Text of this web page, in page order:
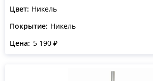
Цвет: Никель
Покрытие: Никель
Цена: 5 190 ₽